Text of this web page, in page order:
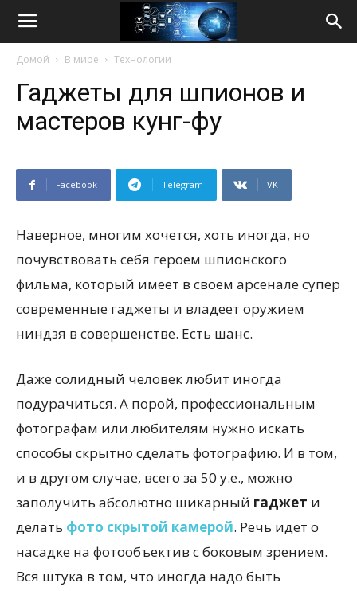
Life
Домой В мире Технологии
Гаджеты для шпионов и
мастеров кунг-фу
Facebook Telegram VK
Наверное, многим хочется, хоть иногда, но
почувствовать себя героем шпионского
фильма, который имеет в своем арсенале супер
современные гаджеты и владеет оружием
ниндзя в совершенстве. Есть шанс.
Даже солидный человек любит иногда
подурачиться. А порой, профессиональным
фотографам или любителям нужно искать
способы скрытно сделать фотографию. И в том,
и в другом случае, всего за 50 у.е., можно
заполучить абсолютно шикарный гаджет и
делать фото скрытой камерой. Речь идет о
насадке на фотообъектив с боковым зрением.
Вся штука в том, что иногда надо быть